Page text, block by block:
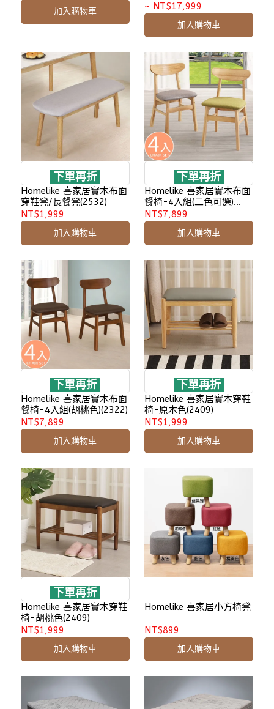
加入購物車
~ NT$17,999
加入購物車
下單再折
Homelike 喜家居實木布面
穿鞋凳/長餐凳(2532)
NT$1,999
加入購物車
下單再折
Homelike 喜家居實木布面
餐椅-4入組(二色可選)
(2322)
NT$7,899
加入購物車
下單再折
Homelike 喜家居實木布面
餐椅-4入組(胡桃色)(2322)
NT$7,899
加入購物車
下單再折
Homelike 喜家居實木穿鞋
椅-原木色(2409)
NT$1,999
加入購物車
下單再折
Homelike 喜家居實木穿鞋
椅-胡桃色(2409)
NT$1,999
加入購物車
Homelike 喜家居小方椅凳
NT$899
加入購物車